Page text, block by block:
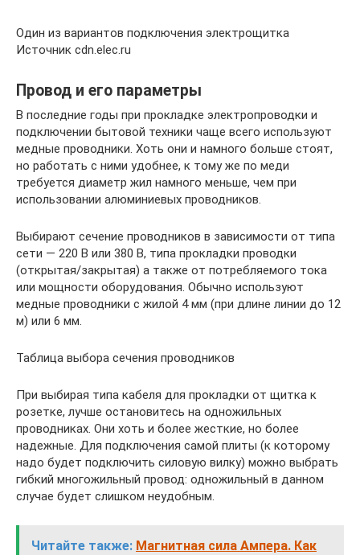
Один из вариантов подключения электрощитка
Источник cdn.elec.ru
Провод и его параметры
В последние годы при прокладке электропроводки и
подключении бытовой техники чаще всего используют
медные проводники. Хоть они и намного больше стоят,
но работать с ними удобнее, к тому же по меди
требуется диаметр жил намного меньше, чем при
использовании алюминиевых проводников.
Выбирают сечение проводников в зависимости от типа
сети — 220 В или 380 В, типа прокладки проводки
(открытая/закрытая) а также от потребляемого тока
или мощности оборудования. Обычно используют
медные проводники с жилой 4 мм (при длине линии до 12
м) или 6 мм.
Таблица выбора сечения проводников
При выбирая типа кабеля для прокладки от щитка к
розетке, лучше остановитесь на одножильных
проводниках. Они хоть и более жесткие, но более
надежные. Для подключения самой плиты (к которому
надо будет подключить силовую вилку) можно выбрать
гибкий многожильный провод: одножильный в данном
случае будет слишком неудобным.
Читайте также: Магнитная сила Ампера. Как